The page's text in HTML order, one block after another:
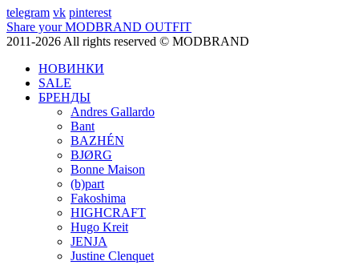
telegram vk pinterest
Share your MODBRAND OUTFIT
2011-2026 All rights reserved © MODBRAND
НОВИНКИ
SALE
БРЕНДЫ
Andres Gallardo
Bant
BAZHÉN
BJØRG
Bonne Maison
(b)part
Fakoshima
HIGHCRAFT
Hugo Kreit
JENJA
Justine Clenquet